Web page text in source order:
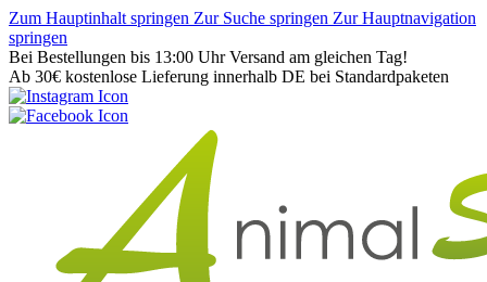
Zum Hauptinhalt springen Zur Suche springen Zur Hauptnavigation
springen
Bei Bestellungen bis 13:00 Uhr Versand am gleichen Tag!
Ab 30€ kostenlose Lieferung innerhalb DE bei Standardpaketen